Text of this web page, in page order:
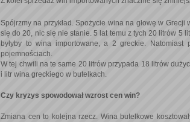
Spójrzmy na przykład. Spożycie wina na głowę w
się do 20, nic się nie stanie. 5 lat temu z tych 20 litrów 5
byłyby to wina importowane, a 2 greckie. Natomiast
pojemnościach.
W tej chwili na te same 20 litrów przypada 18 litrów
i litr wina greckiego w butelkach.
Czy kryzys spowodował wzrost cen win?
Zmiana cen to kolejna rzecz. Wina butelkowe